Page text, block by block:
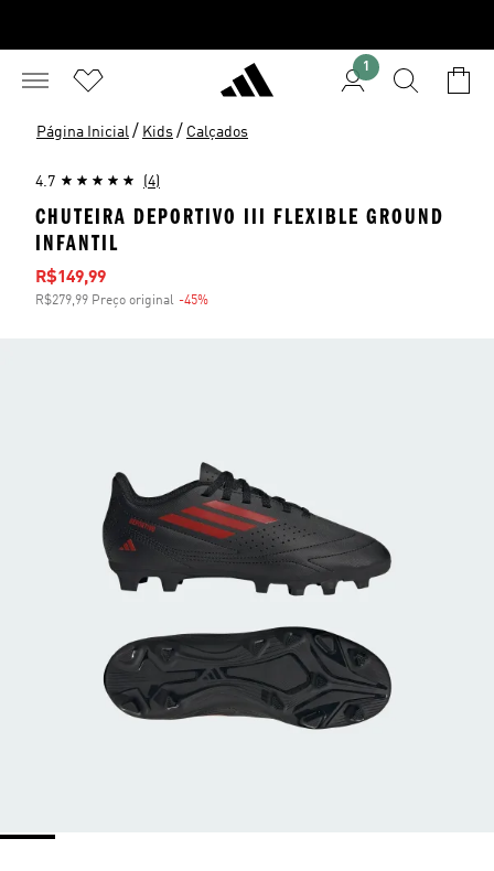
1
Página Inicial / Kids / Calçados
4.7 (4)
CHUTEIRA DEPORTIVO III FLEXIBLE GROUND
INFANTIL
Preço com desconto
R$149,99
R$279,99 Preço original -45%